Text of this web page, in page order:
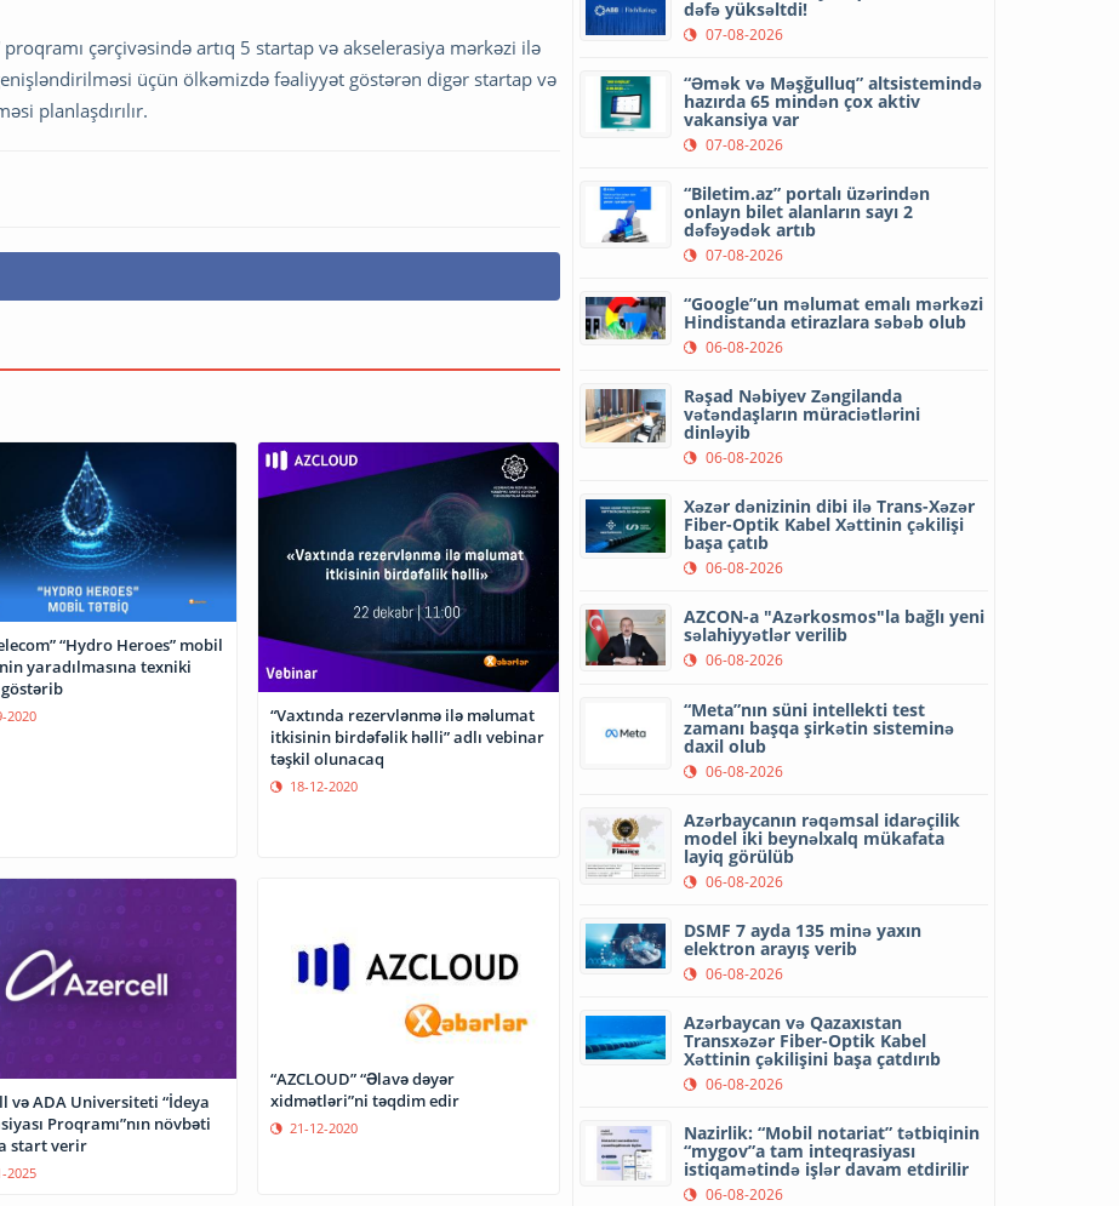
çərçivəsində artıq 5 startap və akselerasiya mərkəzi ilə
üçün ölkəmizdə fəaliyyət göstərən digər startap və
planlaşdırılır.
“Hydro Heroes” mobil
yaradılmasına texniki
2020
“Vaxtında rezervlənmə ilə məlumat
itkisinin birdəfəlik həlli” adlı vebinar
təşkil olunacaq
18-12-2020
və ADA Universiteti “İdeya
Proqramı”nın növbəti
start verir
2025
“AZCLOUD” “Əlavə dəyər
xidmətləri”ni təqdim edir
21-12-2020
dəfə yüksəltdi!
07-08-2026
“Əmək və Məşğulluq” altsistemində
hazırda 65 mindən çox aktiv
vakansiya var
07-08-2026
“Biletim.az” portalı üzərindən
onlayn bilet alanların sayı 2
dəfəyədək artıb
07-08-2026
“Google”un məlumat emalı mərkəzi
Hindistanda etirazlara səbəb olub
06-08-2026
Rəşad Nəbiyev Zəngilanda
vətəndaşların müraciətlərini
dinləyib
06-08-2026
Xəzər dənizinin dibi ilə Trans-Xəzər
Fiber-Optik Kabel Xəttinin çəkilişi
başa çatıb
06-08-2026
AZCON-a "Azərkosmos"la bağlı yeni
səlahiyyətlər verilib
06-08-2026
“Meta”nın süni intellekti test
zamanı başqa şirkətin sisteminə
daxil olub
06-08-2026
Azərbaycanın rəqəmsal idarəçilik
model iki beynəlxalq mükafata
layiq görülüb
06-08-2026
DSMF 7 ayda 135 minə yaxın
elektron arayış verib
06-08-2026
Azərbaycan və Qazaxıstan
Transxəzər Fiber-Optik Kabel
Xəttinin çəkilişini başa çatdırıb
06-08-2026
Nazirlik: “Mobil notariat” tətbiqinin
“mygov”a tam inteqrasiyası
istiqamətində işlər davam etdirilir
06-08-2026